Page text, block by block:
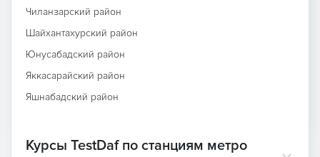
Чиланзарский район
Шайхантахурский район
Юнусабадский район
Яккасарайский район
Яшнабадский район
Курсы TestDaf по станциям метро